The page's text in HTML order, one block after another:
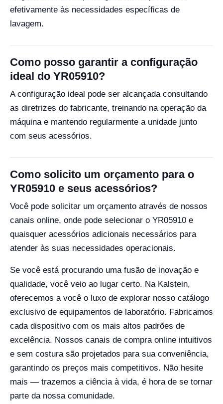
efetivamente às necessidades específicas de
lavagem.
Como posso garantir a configuração
ideal do YR05910?
A configuração ideal pode ser alcançada consultando
as diretrizes do fabricante, treinando na operação da
máquina e mantendo regularmente a unidade junto
com seus acessórios.
Como solicito um orçamento para o
YR05910 e seus acessórios?
Você pode solicitar um orçamento através de nossos
canais online, onde pode selecionar o YR05910 e
quaisquer acessórios adicionais necessários para
atender às suas necessidades operacionais.
Se você está procurando uma fusão de inovação e
qualidade, você veio ao lugar certo. Na Kalstein,
oferecemos a você o luxo de explorar nosso catálogo
exclusivo de equipamentos de laboratório. Fabricamos
cada dispositivo com os mais altos padrões de
excelência. Nossos canais de compra online intuitivos
e sem costura são projetados para sua conveniência,
garantindo os preços mais competitivos. Não hesite
mais — trazemos a ciência à vida, é hora de se tornar
parte da nossa comunidade.